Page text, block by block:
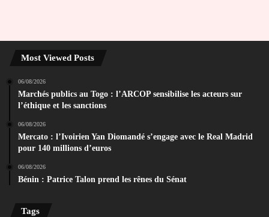
Most Viewed Posts
06/08/2026
Marchés publics au Togo : l’ARCOP sensibilise les acteurs sur
l’éthique et les sanctions
06/08/2026
Mercato : l’Ivoirien Yan Diomandé s’engage avec le Real Madrid
pour 140 millions d’euros
06/08/2026
Bénin : Patrice Talon prend les rênes du Sénat
Tags